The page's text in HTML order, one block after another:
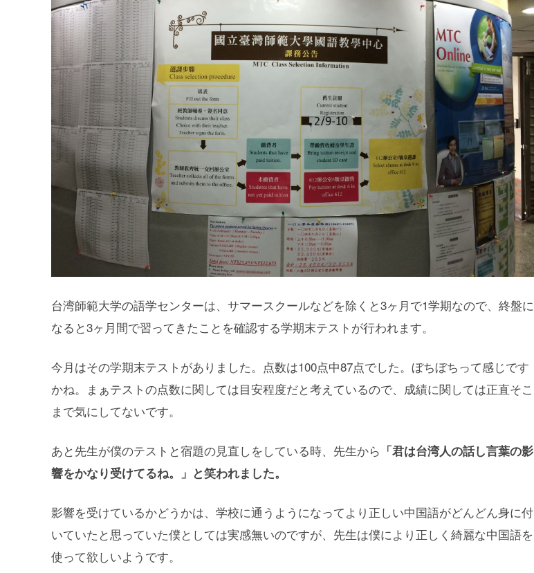
台湾師範大学の語学センターは、サマースクールなどを除くと3ヶ月で1学期なので、終盤に
なると3ヶ月間で習ってきたことを確認する学期末テストが行われます。
今月はその学期末テストがありました。点数は100点中87点でした。ぼちぼちって感じです
かね。まぁテストの点数に関しては目安程度だと考えているので、成績に関しては正直そこ
まで気にしてないです。
あと先生が僕のテストと宿題の見直しをしている時、先生から 「君は台湾人の話し言葉の影
響をかなり受けてるね。」と笑われました。
影響を受けているかどうかは、学校に通うようになってより正しい中国語がどんどん身に付
いていたと思っていた僕としては実感無いのですが、先生は僕により正しく綺麗な中国語を
使って欲しいようです。